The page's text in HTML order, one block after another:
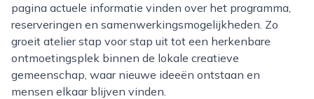
pagina actuele informatie vinden over het programma,
reserveringen en samenwerkingsmogelijkheden. Zo
groeit atelier stap voor stap uit tot een herkenbare
ontmoetingsplek binnen de lokale creatieve
gemeenschap, waar nieuwe ideeën ontstaan en
mensen elkaar blijven vinden.